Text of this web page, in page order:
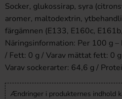
Socker, glukossirap, syra
aromer, maltodextrin,
färgämnen (E133, E160c,
Näringsinformation: Per 100 g –
/ Fett: 0 g / Varav mättat fett: 0
Varav sockerarter: 64,6 g /
Ændringer i produkternes indhold